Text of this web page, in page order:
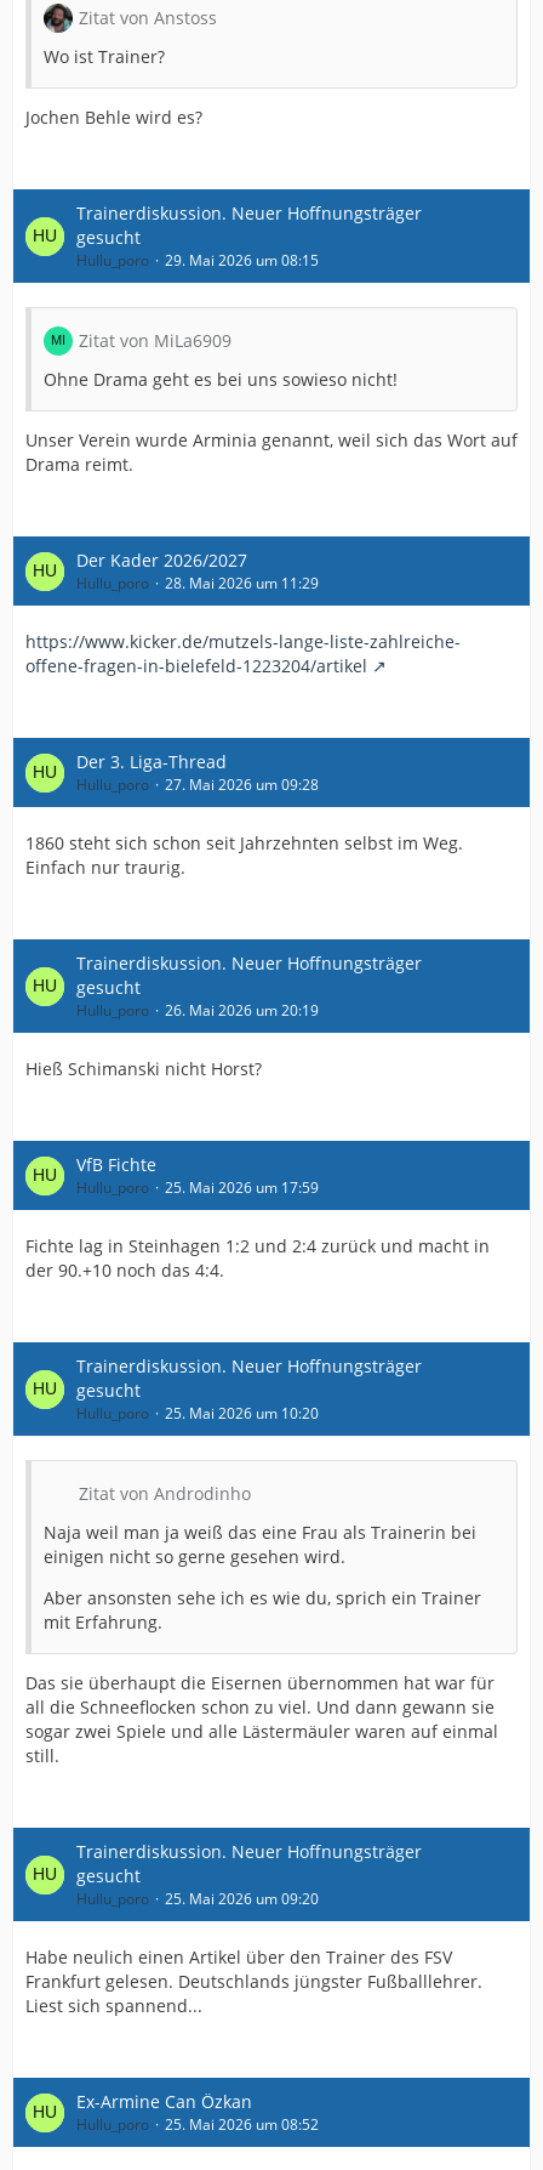
Zitat von Anstoss
Wo ist Trainer?
Jochen Behle wird es?
Trainerdiskussion. Neuer Hoffnungsträger
gesucht
Hullu_poro 29. Mai 2026 um 08:15
Zitat von MiLa6909
Ohne Drama geht es bei uns sowieso nicht!
Unser Verein wurde Arminia genannt, weil sich das Wort auf
Drama reimt.
Der Kader 2026/2027
Hullu_poro 28. Mai 2026 um 11:29
https://www.kicker.de/mutzels-lange-liste-zahlreiche-
offene-fragen-in-bielefeld-1223204/artikel
Der 3. Liga-Thread
Hullu_poro 27. Mai 2026 um 09:28
1860 steht sich schon seit Jahrzehnten selbst im Weg.
Einfach nur traurig.
Trainerdiskussion. Neuer Hoffnungsträger
gesucht
Hullu_poro 26. Mai 2026 um 20:19
Hieß Schimanski nicht Horst?
VfB Fichte
Hullu_poro 25. Mai 2026 um 17:59
Fichte lag in Steinhagen 1:2 und 2:4 zurück und macht in
der 90.+10 noch das 4:4.
Trainerdiskussion. Neuer Hoffnungsträger
gesucht
Hullu_poro 25. Mai 2026 um 10:20
Zitat von Androdinho
Naja weil man ja weiß das eine Frau als Trainerin bei
einigen nicht so gerne gesehen wird.
Aber ansonsten sehe ich es wie du, sprich ein Trainer
mit Erfahrung.
Das sie überhaupt die Eisernen übernommen hat war für
all die Schneeflocken schon zu viel. Und dann gewann sie
sogar zwei Spiele und alle Lästermäuler waren auf einmal
still.
Trainerdiskussion. Neuer Hoffnungsträger
gesucht
Hullu_poro 25. Mai 2026 um 09:20
Habe neulich einen Artikel über den Trainer des FSV
Frankfurt gelesen. Deutschlands jüngster Fußballlehrer.
Liest sich spannend...
Ex-Armine Can Özkan
Hullu_poro 25. Mai 2026 um 08:52